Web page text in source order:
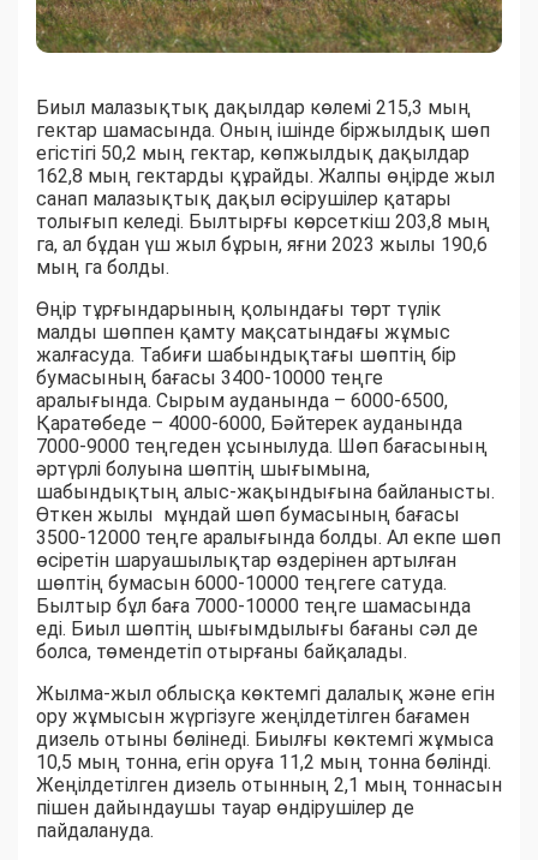
Биыл малазықтық дақылдар көлемі 215,3 мың
гектар шамасында. Оның ішінде біржылдық шөп
егістігі 50,2 мың гектар, көпжылдық дақылдар
162,8 мың гектарды құрайды. Жалпы өңірде жыл
санап малазықтық дақыл өсірушілер қатары
толығып келеді. Былтырғы көрсеткіш 203,8 мың
га, ал бұдан үш жыл бұрын, яғни 2023 жылы 190,6
мың га болды.
Өңір тұрғындарының қолындағы төрт түлік
малды шөппен қамту мақсатындағы жұмыс
жалғасуда. Табиғи шабындықтағы шөптің бір
бумасының бағасы 3400-10000 теңге
аралығында. Сырым ауданында – 6000-6500,
Қаратөбеде – 4000-6000, Бәйтерек ауданында
7000-9000 теңгеден ұсынылуда. Шөп бағасының
әртүрлі болуына шөптің шығымына,
шабындықтың алыс-жақындығына байланысты.
Өткен жылы мұндай шөп бумасының бағасы
3500-12000 теңге аралығында болды. Ал екпе шөп
өсіретін шаруашылықтар өздерінен артылған
шөптің бумасын 6000-10000 теңгеге сатуда.
Былтыр бұл баға 7000-10000 теңге шамасында
еді. Биыл шөптің шығымдылығы бағаны сәл де
болса, төмендетіп отырғаны байқалады.
Жылма-жыл облысқа көктемгі далалық және егін
ору жұмысын жүргізуге жеңілдетілген бағамен
дизель отыны бөлінеді. Биылғы көктемгі жұмыса
10,5 мың тонна, егін оруға 11,2 мың тонна бөлінді.
Жеңілдетілген дизель отынның 2,1 мың тоннасын
пішен дайындаушы тауар өндірушілер де
пайдалануда.